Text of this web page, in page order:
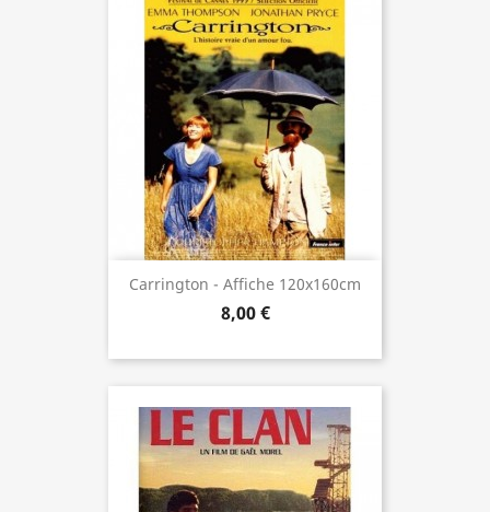
Carrington - Affiche 120x160cm
8,00 €